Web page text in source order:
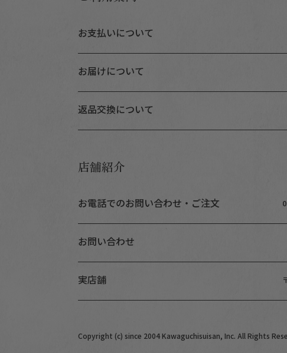
お支払いについて
お届けについて
返品交換について
店舗紹介
お電話でのお問い合わせ・ご注文
お問い合わせ
実店舗
Copyright (c) since 2004 Kawaguchisuisan, Inc. All Rights